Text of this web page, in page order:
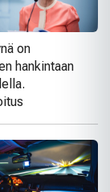
on
hankintaan